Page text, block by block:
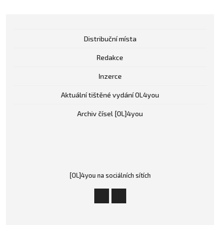
Distribuční místa
Redakce
Inzerce
Aktuální tištěné vydání OL4you
Archiv čísel [OL]4you
[OL]4you na sociálních sítích